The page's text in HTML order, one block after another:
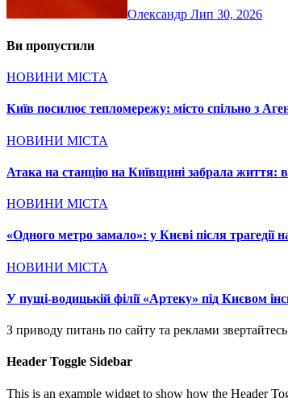
Олександр Лип 30, 2026
Ви пропустили
НОВИНИ МІСТА
Київ посилює тепломережу: місто спільно з
НОВИНИ МІСТА
Атака на станцію на Київщині забрала життя: в
НОВИНИ МІСТА
«Одного метро замало»: у Києві після
НОВИНИ МІСТА
У пущі-водицькій філії «Артеку» під Києвом
З приводу питань по сайту та реклами
Header Toggle Sidebar
This is an example widget to show how the Header